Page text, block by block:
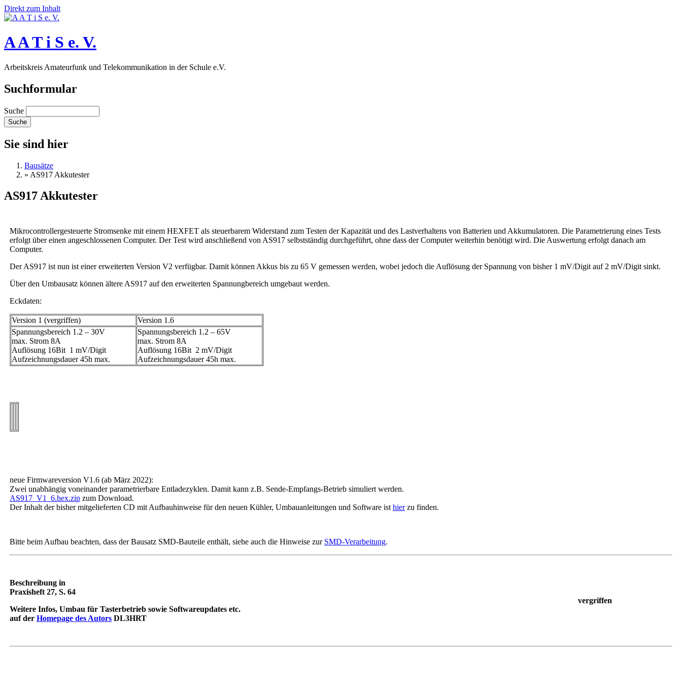
Direkt zum Inhalt
A A T i S e. V.
Arbeitskreis Amateurfunk und Telekommunikation in der Schule e.V.
Suchformular
Suche
Sie sind hier
Bausätze
» AS917 Akkutester
AS917 Akkutester
Mikrocontrollergesteuerte Stromsenke mit einem HEXFET als steuerbarem Widerstand zum Testen der Kapazität und des Lastverhaltens von Batterien und Akkumulatoren. Die Parametrierung eines Tests
erfolgt über einen angeschlossenen Computer. Der Test wird anschließend von AS917 selbstständig durchgeführt, ohne dass der Computer weiterhin benötigt wird. Die Auswertung erfolgt danach am
Computer.
Der AS917 ist nun ist einer erweiterten Version V2 verfügbar. Damit können Akkus bis zu 65 V gemessen werden, wobei jedoch die Auflösung der Spannung von bisher 1 mV/Digit auf 2 mV/Digit sinkt.
Über den Umbausatz können ältere AS917 auf den erweiterten Spannungbereich umgebaut werden.
Eckdaten:
Version 1 (vergriffen)
Version 1.6
Spannungsbereich 1.2 – 30V
max. Strom 8A
Auflösung 16Bit 1 mV/Digit
Aufzeichnungsdauer 45h max.
Spannungsbereich 1.2 – 65V
max. Strom 8A
Auflösung 16Bit 2 mV/Digit
Aufzeichnungsdauer 45h max.
neue Firmwareversion V1.6 (ab März 2022):
Zwei unabhängig voneinander parametrierbare Entladezyklen. Damit kann z.B. Sende-Empfangs-Betrieb simuliert werden.
AS917_V1_6.hex.zip zum Download.
Der Inhalt der bisher mitgelieferten CD mit Aufbauhinweise für den neuen Kühler, Umbauanleitungen und Software ist hierzu finden.
Bitte beim Aufbau beachten, dass der Bausatz SMD-Bauteile enthält, siehe auch die Hinweise zur SMD-Verarbeitung.
Beschreibung in
Praxisheft 27, S. 64
Weitere Infos, Umbau für Tasterbetrieb sowie Softwareupdates etc.
auf der Homepage des Autors DL3HRT
vergriffen